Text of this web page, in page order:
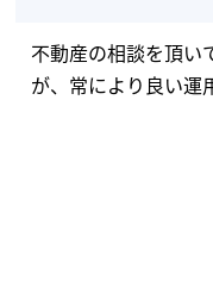
不動産の相談を頂い
が、 常により良い運